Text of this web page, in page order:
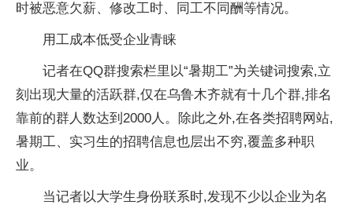
时被恶意欠薪、修改工时、同工不同酬等情况。
用工成本低受企业青睐
记者在QQ群搜索栏里以“暑期工”为关键词搜索,立
刻出现大量的活跃群,仅在乌鲁木齐就有十几个群,排名
靠前的群人数达到2000人。除此之外,在各类招聘网站,
暑期工、实习生的招聘信息也层出不穷,覆盖多种职
业。
当记者以大学生身份联系时,发现不少以企业为名